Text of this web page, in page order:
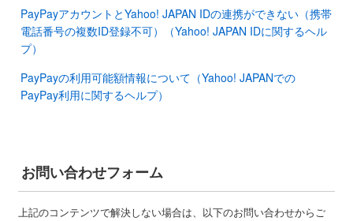
PayPayアカウントとYahoo! JAPAN IDの連携ができない（携帯
電話番号の複数ID登録不可）（Yahoo! JAPAN IDに関するヘル
プ）
PayPayの利用可能額情報について（Yahoo! JAPANでの
PayPay利用に関するヘルプ）
お問い合わせフォーム
上記のコンテンツで解決しない場合は、以下のお問い合わせからご